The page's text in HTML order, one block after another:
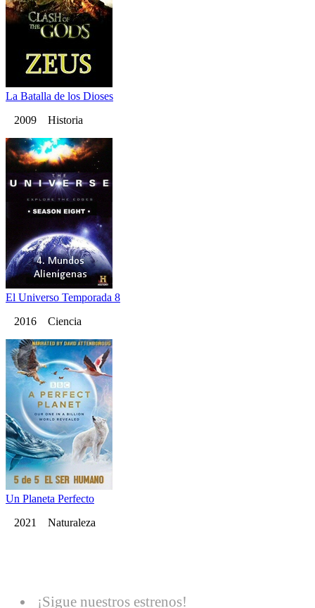
La Batalla de los Dioses
2009 Historia
El Universo Temporada 8
2016 Ciencia
Un Planeta Perfecto
2021 Naturaleza
¡Sigue nuestros estrenos!